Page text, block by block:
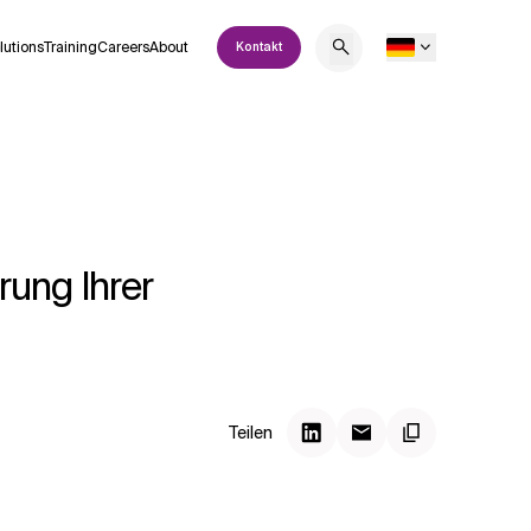
TrainingCareersAbout Kontakt
Ihrer
Teilen